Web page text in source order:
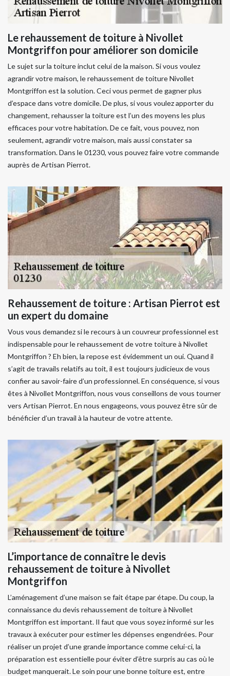
Le rehaussement de toiture à Nivollet
Montgriffon pour améliorer son domicile
Le sujet sur la toiture inclut celui de la maison. Si vous voulez
agrandir votre maison, le rehaussement de toiture Nivollet
Montgriffon est la solution. Ceci vous permet de gagner plus
d’espace dans votre domicile. De plus, si vous voulez apporter du
changement, rehausser la toiture est l’un des moyens les plus
efficaces pour votre habitation. De ce fait, vous pouvez, non
seulement, agrandir votre maison, mais aussi constater sa
transformation. Dans le 01230, vous pouvez faire votre commande
auprès de Artisan Pierrot.
Rehaussement de toiture : Artisan Pierrot est
un expert du domaine
Vous vous demandez si le recours à un couvreur professionnel est
indispensable pour le rehaussement de votre toiture à Nivollet
Montgriffon ? Eh bien, la repose est évidemment un oui. Quand il
s’agit de travails relatifs au toit, il est toujours judicieux de vous
confier au savoir-faire d’un professionnel. En conséquence, si vous
êtes à Nivollet Montgriffon, nous vous conseillons de vous tourner
vers Artisan Pierrot. En nous engageons, vous pouvez être sûr de
bénéficier d’un travail à la hauteur de votre attente.
L’importance de connaître le devis
rehaussement de toiture à Nivollet
Montgriffon
L’aménagement d’une maison se fait étape par étape. Du coup, la
connaissance du devis rehaussement de toiture à Nivollet
Montgriffon est important. Il faut que vous soyez informé sur les
travaux à exécuter pour estimer les dépenses engendrées. Pour
réaliser un projet d’une grande importance comme celui-ci, la
préparation est essentielle pour éviter d’être surpris au cas où le
budget manquerait. Le soin pour une bonne toiture est, entre